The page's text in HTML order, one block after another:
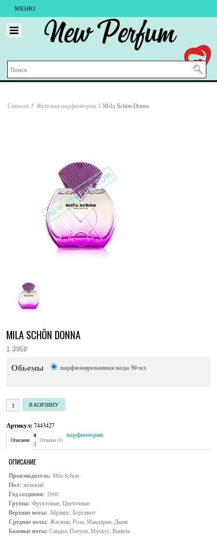
МЕНЮ
New Perfum
Главная / Женская парфюмерия / Mila Schön Donna
MILA SCHÖN DONNA
1 395Р
Обьемы парфюмированная вода 50 мл
Количество товара Mila Schön Donna
В КОРЗИНУ
Артикул:7443427
Категория:
Женская парфюмерия
Brand:Mila Schön
Описание Отзывы (0)
ОПИСАНИЕ
Производитель: Mila Schon
Пол: женский
Год создания: 2000
Группа: Фруктовые, Цветочные
Верхние ноты: Абрикос, Бергамот
Средние ноты: Жасмин, Роза, Мандарин, Дыня
Базовые ноты: Сандал, Пачули, Мускус, Ваниль